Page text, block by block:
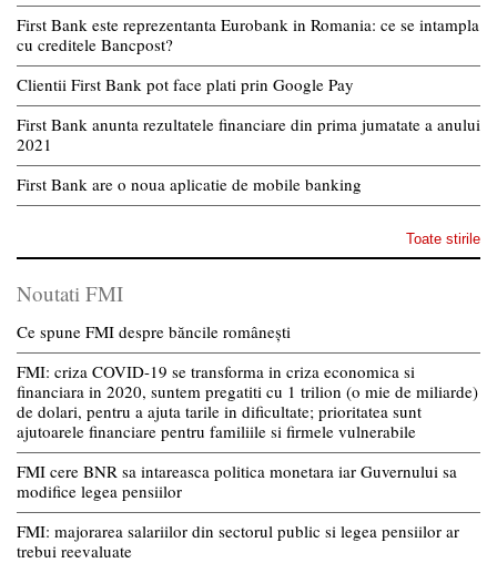
First Bank este reprezentanta Eurobank in Romania: ce se intampla
cu creditele Bancpost?
Clientii First Bank pot face plati prin Google Pay
First Bank anunta rezultatele financiare din prima jumatate a anului
2021
First Bank are o noua aplicatie de mobile banking
Toate stirile
Noutati FMI
Ce spune FMI despre băncile românești
FMI: criza COVID-19 se transforma in criza economica si
financiara in 2020, suntem pregatiti cu 1 trilion (o mie de miliarde)
de dolari, pentru a ajuta tarile in dificultate; prioritatea sunt
ajutoarele financiare pentru familiile si firmele vulnerabile
FMI cere BNR sa intareasca politica monetara iar Guvernului sa
modifice legea pensiilor
FMI: majorarea salariilor din sectorul public si legea pensiilor ar
trebui reevaluate